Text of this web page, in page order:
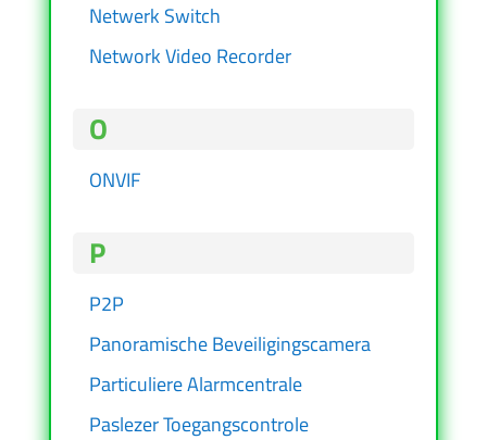
Netwerk Switch
Network Video Recorder
O
ONVIF
P
P2P
Panoramische Beveiligingscamera
Particuliere Alarmcentrale
Paslezer Toegangscontrole